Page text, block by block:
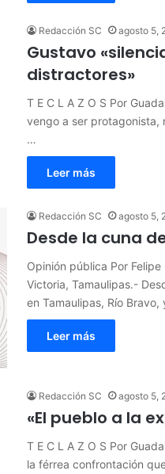
Redacción SC agosto 5,
Gustavo
distractores»
T E C L A Z O S Por
vengo a ser protagonista,
…
Leer más
Redacción SC agosto 5,
Desde la cuna
Opinión pública Por
Victoria, Tamaulipas.-
en Tamaulipas, Río Bravo,
Leer más
Redacción SC agosto 5,
«El pueblo a la
T E C L A Z O S Por
la férrea confrontación